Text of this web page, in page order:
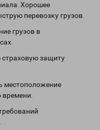
Хорошее
перевозку грузов.
грузов в
защиту
местоположение